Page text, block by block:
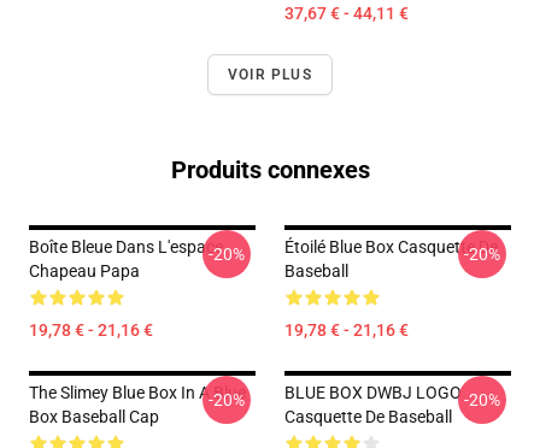
37,67 € - 44,11 €
VOIR PLUS
Produits connexes
Boîte Bleue Dans L'espace
Chapeau Papa
19,78 € - 21,16 €
-20%
Étoilé Blue Box Casquette De
Baseball
19,78 € - 21,16 €
-20%
The Slimey Blue Box In A Blue
Box Baseball Cap
-20%
BLUE BOX DWBJ LOGO
Casquette De Baseball
-20%